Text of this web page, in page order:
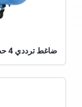
ضاغط ترددي 4 حصان (300 لتر)